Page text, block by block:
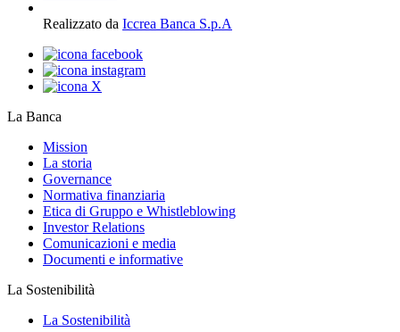
Realizzato da Iccrea Banca S.p.A
La Banca
Mission
La storia
Governance
Normativa finanziaria
Etica di Gruppo e Whistleblowing
Investor Relations
Comunicazioni e media
Documenti e informative
La Sostenibilità
La Sostenibilità